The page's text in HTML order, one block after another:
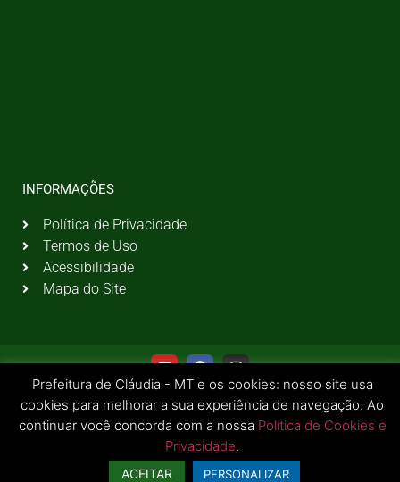
INFORMAÇÕES
Política de Privacidade
Termos de Uso
Acessibilidade
Mapa do Site
© 2026 Todos os Direitos Reservados | Prefeitura Municipal de Cláudia - MT
Prefeitura de Cláudia - MT e os cookies: nosso site usa
cookies para melhorar a sua experiência de navegação. Ao
continuar você concorda com a nossa Política de Cookies e
Privacidade.
ACEITAR PERSONALIZAR